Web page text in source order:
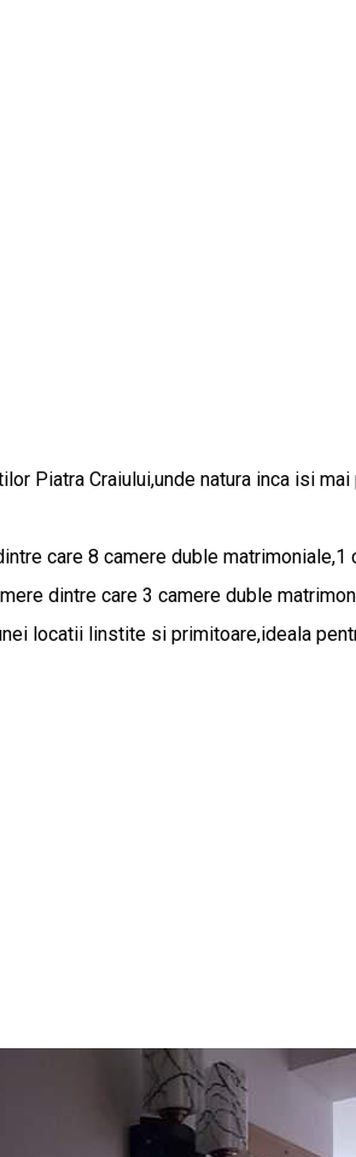
Piatra Craiului,unde natura inca isi
care 8 camere duble matrimoniale,1
dintre care 3 camere duble
locatii linstite si primitoare,ideala